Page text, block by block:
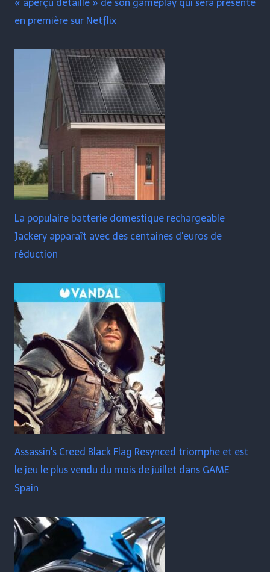
« aperçu détaillé » de son gameplay qui sera présenté
en première sur Netflix
La populaire batterie domestique rechargeable
Jackery apparaît avec des centaines d'euros de
réduction
Assassin's Creed Black Flag Resynced triomphe et est
le jeu le plus vendu du mois de juillet dans GAME
Spain